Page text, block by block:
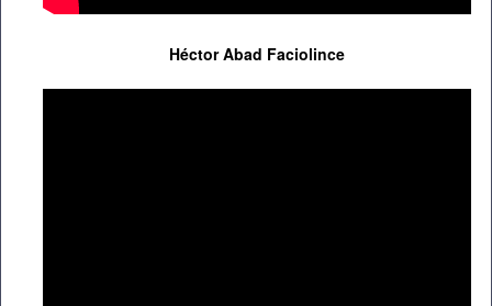
Héctor Abad Faciolince